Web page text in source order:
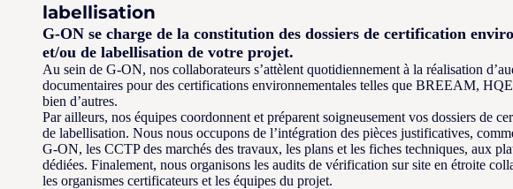
labellisation
G-ON se charge de la constitution des dossiers de certification
et/ou de labellisation de votre projet.
Au sein de G-ON, nos collaborateurs s’attèlent quotidiennement à la réalisation
documentaires pour des certifications environnementales telles que BREEAM,
bien d’autres.
Par ailleurs, nos équipes coordonnent et préparent soigneusement vos dossiers de
de labellisation. Nous nous occupons de l’intégration des pièces justificatives,
G-ON, les CCTP des marchés des travaux, les plans et les fiches techniques, aux
dédiées. Finalement, nous organisons les audits de vérification sur site en étroite
les organismes certificateurs et les équipes du projet.